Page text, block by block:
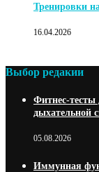
Тренировки
16.04.2026
Выбор редакии
Фитнес-тесты
дыхательной
05.08.2026
Иммунная